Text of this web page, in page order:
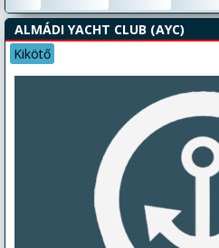
ALMÁDI YACHT CLUB (AYC)
Kikötő